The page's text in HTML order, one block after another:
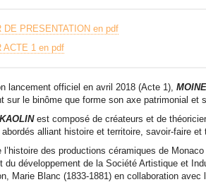
DE PRESENTATION en pdf
ACTE 1 en pdf
lancement officiel en avril 2018 (Acte 1),
sur le binôme que forme son axe patrimonial et
est composé de créateurs et de
alliant histoire et territoire, savoir-faire
l’histoire des productions céramiques de
du développement de la Société Artistique et
Marie Blanc (1833-1881) en collaboration